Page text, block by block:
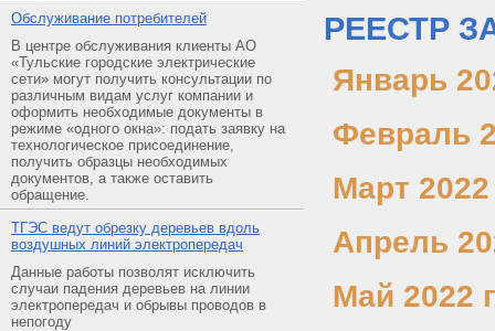
Обслуживание потребителей
В центре обслуживания клиенты АО
«Тульские городские электрические
сети» могут получить консультации по
различным видам услуг компании и
оформить необходимые документы в
режиме «одного окна»: подать заявку на
технологическое присоединение,
получить образцы необходимых
документов, а также оставить
обращение.
ТГЭС ведут обрезку деревьев вдоль
воздушных линий электропередач
Данные работы позволят исключить
случаи падения деревьев на линии
электропередач и обрывы проводов в
непогоду
РЕЕСТР
Январь
Февраль
Март 2022
Апрель
Май 2022